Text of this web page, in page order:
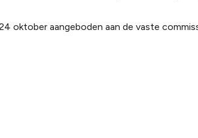
oktober aangeboden aan de vaste